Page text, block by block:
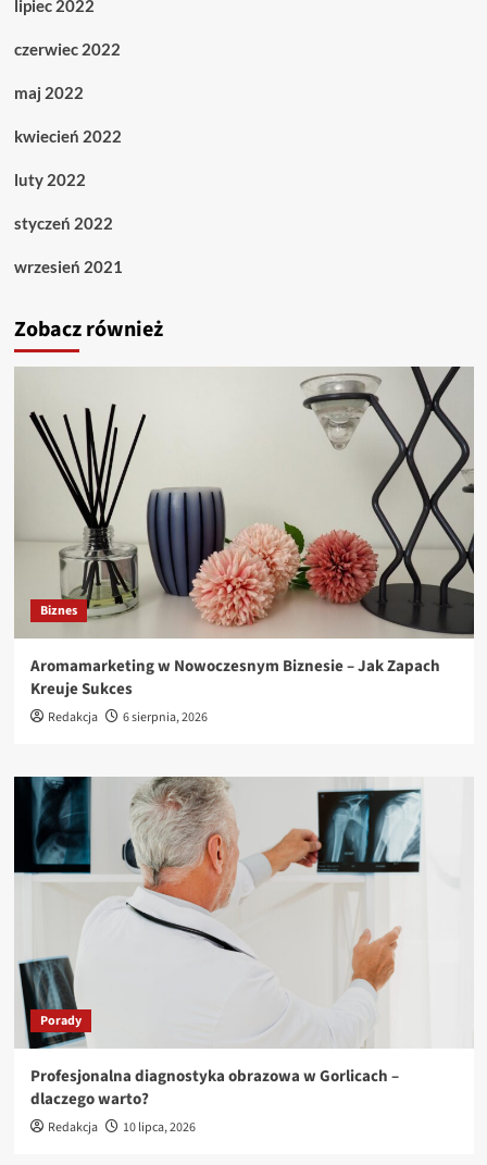
lipiec 2022
czerwiec 2022
maj 2022
kwiecień 2022
luty 2022
styczeń 2022
wrzesień 2021
Zobacz również
Biznes
Aromamarketing w Nowoczesnym Biznesie – Jak Zapach
Kreuje Sukces
Redakcja 6 sierpnia, 2026
Porady
Profesjonalna diagnostyka obrazowa w Gorlicach –
dlaczego warto?
Redakcja 10 lipca, 2026